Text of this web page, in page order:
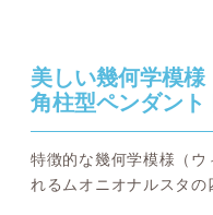
美しい幾何学模様
角柱型ペンダント
特徴的な幾何学模様（ウ
れるムオニオナルスタの